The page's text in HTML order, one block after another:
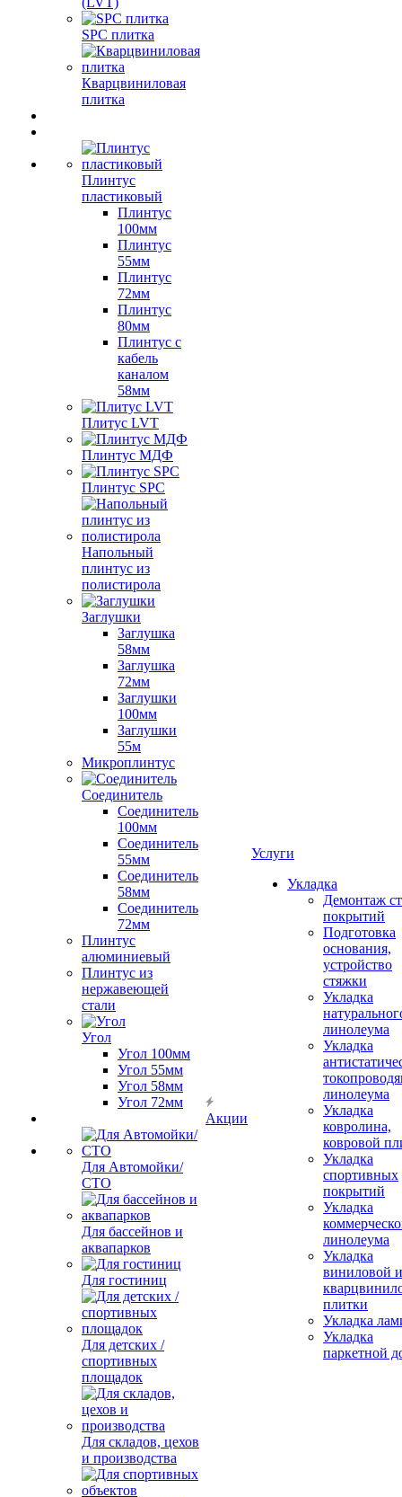
SPC плитка
Кварцвиниловая
плитка
Плинтус
пластиковый
Плинтус
100мм
Плинтус
55мм
Плинтус
72мм
Плинтус
80мм
Плинтус с
кабель
каналом
58мм
Плитус LVT
Плинтус МДФ
Плинтус SPC
Напольный
плинтус из
полистирола
Заглушки
Заглушка
58мм
Заглушка
72мм
Заглушки
100мм
Заглушки
55м
Микроплинтус
Соединитель
Соединитель
100мм
Соединитель
55мм
Соединитель
58мм
Соединитель
72мм
Плинтус
алюминиевый
Плинтус из
нержавеющей
стали
Угол
Угол 100мм
Угол 55мм
Угол 58мм
Угол 72мм
Для Автомойки/
СТО
Для бассейнов и
аквапарков
Для гостиниц
Для детских /
спортивных
площадок
Для складов, цехов
и производства
Акции
Услуги
Укладка
Демонтаж
покрытий
Подготовка
основания,
устройство
стяжки
Укладка
линолеума
Укладка
линолеума
Укладка
ковролина,
ковровой
Укладка
спортивных
покрытий
Укладка
линолеума
Укладка
виниловой и
плитки
Укладка
Укладка
паркетной